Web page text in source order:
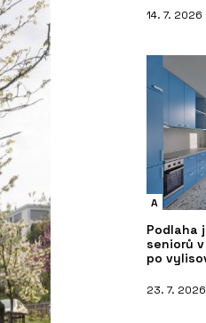
14. 7. 2026
A
Podlaha
seniorů
po
23. 7.